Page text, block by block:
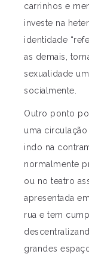
carrinhos e
investe na
identidade
as demais,
sexualidade
socialmente.
Outro ponto
uma
indo na
normalmente
ou no teatro
apresentada
rua e tem
grandes